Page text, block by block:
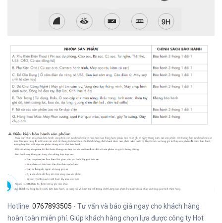
Hotline: 0767893505 - Tư vấn và báo giá ngay cho khách hàng
hoàn toàn miễn phí. Giúp khách hàng chọn lựa được công ty Hot